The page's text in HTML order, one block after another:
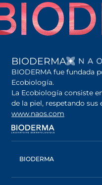
BIODERMA
BIODERMA fue fundada
Ecobiología.
La Ecobiología consiste
de la piel, respetando sus
www.naos.com
se abre en
BIODERMA